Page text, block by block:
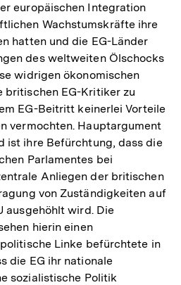
europäischen Integration
Wachstumskräfte ihre
hatten und die EG-Länder
des weltweiten Ölschocks
widrigen ökonomischen
britischen EG-Kritiker zu
EG-Beitritt keinerlei Vorteile
vermochten. Hauptargument
ist ihre Befürchtung, dass die
Parlamentes bei
Anliegen der britischen
von Zuständigkeiten auf
ausgehöhlt wird. Die
hierin einen
Linke befürchtete in
die EG ihr nationale
sozialistische Politik